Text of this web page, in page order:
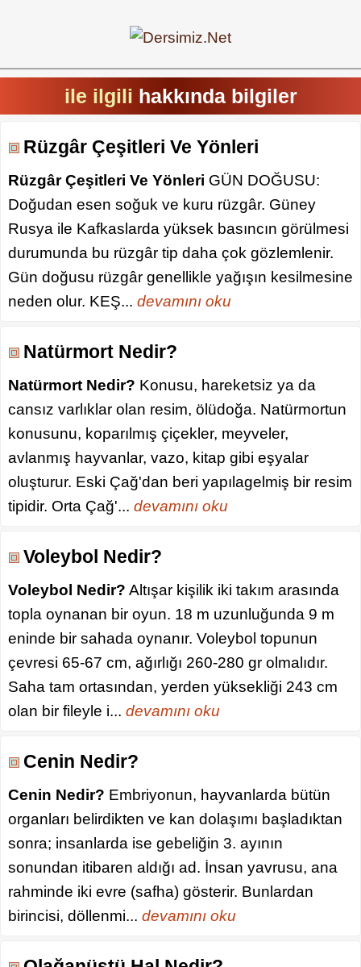
ile ilgili hakkında bilgiler
Rüzgâr Çeşitleri Ve Yönleri
Rüzgâr Çeşitleri Ve Yönleri GÜN DOĞUSU:
Doğudan esen soğuk ve kuru rüzgâr. Güney
Rusya ile Kafkaslarda yüksek basıncın görülmesi
durumunda bu rüzgâr tip daha çok gözlemlenir.
Gün doğusu rüzgâr genellikle yağışın kesilmesine
neden olur. KEŞ... devamını oku
Natürmort Nedir?
Natürmort Nedir? Konusu, hareketsiz ya da
cansız varlıklar olan resim, ölüdoğa. Natürmortun
konusunu, koparılmış çiçekler, meyveler,
avlanmış hayvanlar, vazo, kitap gibi eşyalar
oluşturur. Eski Çağ'dan beri yapılagelmiş bir resim
tipidir. Orta Çağ'... devamını oku
Voleybol Nedir?
Voleybol Nedir? Altışar kişilik iki takım arasında
topla oynanan bir oyun. 18 m uzunluğunda 9 m
eninde bir sahada oynanır. Voleybol topunun
çevresi 65-67 cm, ağırlığı 260-280 gr olmalıdır.
Saha tam ortasından, yerden yüksekliği 243 cm
olan bir fileyle i... devamını oku
Cenin Nedir?
Cenin Nedir? Embriyonun, hayvanlarda bütün
organları belirdikten ve kan dolaşımı başladıktan
sonra; insanlarda ise gebeliğin 3. ayının
sonundan itibaren aldığı ad. İnsan yavrusu, ana
rahminde iki evre (safha) gösterir. Bunlardan
birincisi, döllenmi... devamını oku